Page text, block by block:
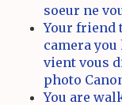
soeur ne
Your friend
camera
vient vous
photo
You are